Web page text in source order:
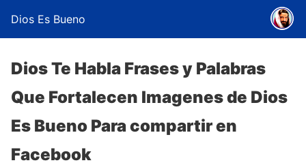
Dios Es Bueno
Dios Te Habla Frases y Palabras
Que Fortalecen Imagenes de Dios
Es Bueno Para compartir en
Facebook